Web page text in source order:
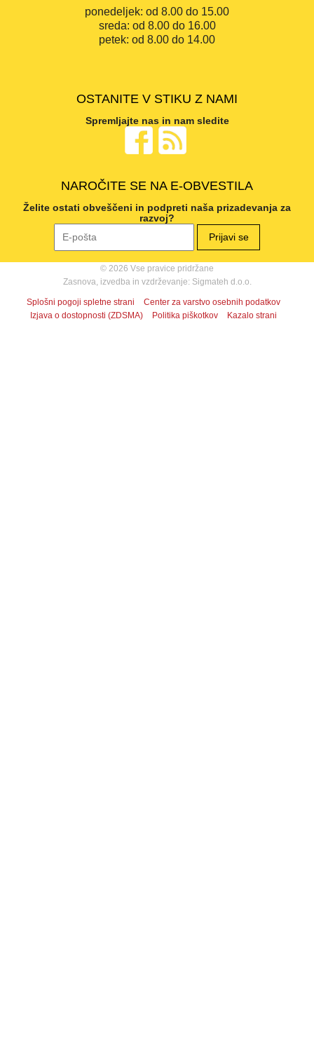
ponedeljek: od 8.00 do 15.00
sreda: od 8.00 do 16.00
petek: od 8.00 do 14.00
OSTANITE V STIKU Z NAMI
Spremljajte nas in nam sledite
NAROČITE SE NA E-OBVESTILA
Želite ostati obveščeni in podpreti naša prizadevanja za
razvoj?
© 2026 Vse pravice pridržane
Zasnova, izvedba in vzdrževanje: Sigmateh d.o.o.
Splošni pogoji spletne strani
Center za varstvo osebnih podatkov
Izjava o dostopnosti (ZDSMA)
Politika piškotkov Kazalo strani